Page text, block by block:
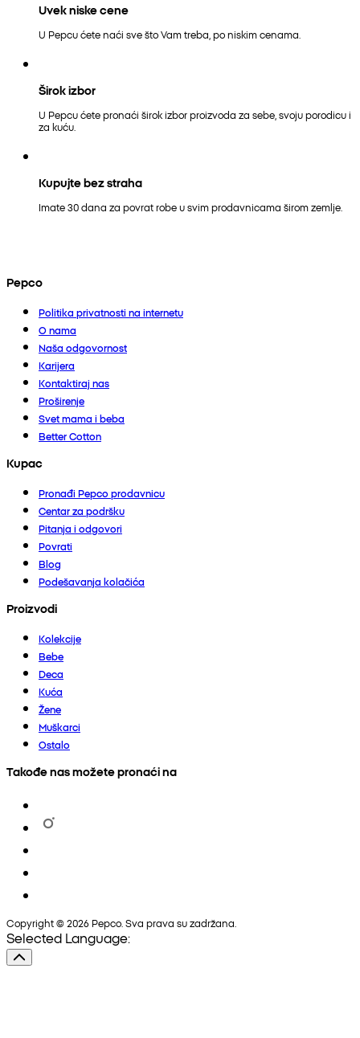
Uvek niske cene
U Pepcu ćete naći sve što Vam treba, po niskim cenama.
Širok izbor
U Pepcu ćete pronaći širok izbor proizvoda za sebe, svoju porodicu i
za kuću.
Kupujte bez straha
Imate 30 dana za povrat robe u svim prodavnicama širom zemlje.
Pepco
Politika privatnosti na internetu
O nama
Naša odgovornost
Karijera
Kontaktiraj nas
Proširenje
Svet mama i beba
Better Cotton
Kupac
Pronađi Pepco prodavnicu
Centar za podršku
Pitanja i odgovori
Povrati
Blog
Podešavanja kolačića
Proizvodi
Kolekcije
Bebe
Deca
Kuća
Žene
Muškarci
Ostalo
Takođe nas možete pronaći na
Copyright © 2026 Pepco. Sva prava su zadržana.
Selected Language: